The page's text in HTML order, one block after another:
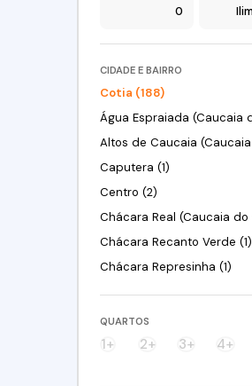
CIDADE E BAIRRO
Cotia (188)
Caputera (1)
Centro (2)
Chácara Recanto Verde (1)
Chácara Represinha (1)
Chácara Roselândia (4)
Chácara Vista Alegre (1)
Chácaras São Carlos (1)
QUARTOS
1+ 2+ 3+ 4+